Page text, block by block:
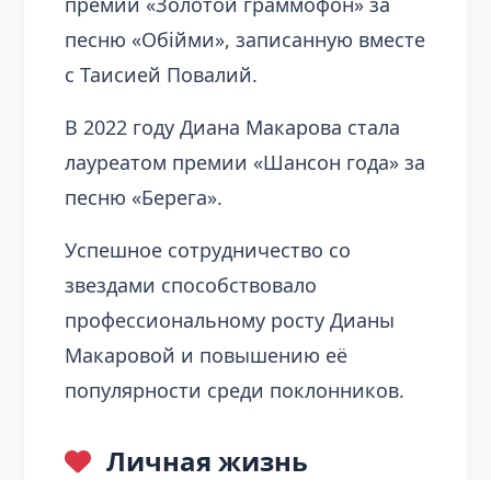
песню «Обійми», записанную вместе
с Таисией Повалий.
В 2022 году Диана Макарова стала
лауреатом премии «Шансон года» за
песню «Берега».
Успешное сотрудничество со
звездами способствовало
профессиональному росту Дианы
Макаровой и повышению её
популярности среди поклонников.
Личная жизнь